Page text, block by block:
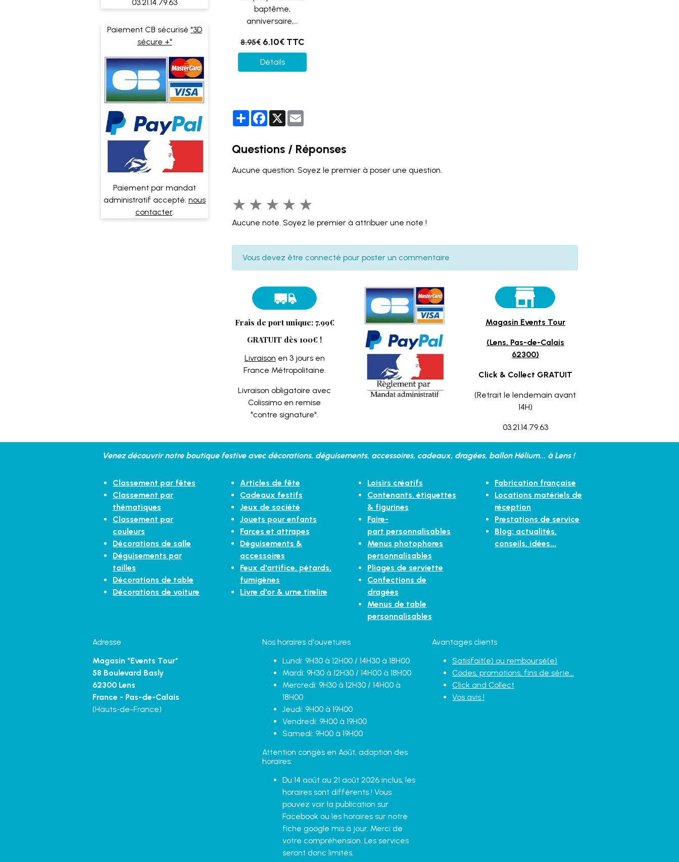
baptême,
anniversaire,...
8.95€ 6.10€ TTC
Détails
PartagerFacebook
X
Questions / Réponses
Aucune question. Soyez le premier à poser une question.
★ ★ ★ ★ ★
Aucune note. Soyez le premier à attribuer une note !
Vous devez être connecté pour poster un commentaire
Frais de port unique: 7.99€
GRATUIT dès 100€ !
Livraison en 3 jours en
France Métropolitaine.
Livraison obligatoire avec
Colissimo en remise
"contre signature".
Magasin Events Tour
(Lens, Pas-de-Calais
62300)
Click & Collect GRATUIT
(Retrait le lendemain avant
14H)
03.21.14.79.63
03.21.14.79.63
Paiement CB sécurisé "3D
sécure +"
Paiement par mandat
administratif accepté: nous
contacter.
Venez découvrir notre boutique festive avec décorations, déguisements, accessoires, cadeaux, dragées, ballon Hélium... à Lens !
Classement par fêtes
Classement par
thématiques
Classement par
couleurs
Décorations de salle
Déguisements par
tailles
Décorations de table
Décorations de voiture
Articles de fête
Cadeaux festifs
Jeux de société
Jouets pour enfants
Farces et attrapes
Déguisements &
accessoires
Feux d'artifice, pétards,
fumigènes
Livre d'or & urne tirelire
Loisirs créatifs
Contenants, étiquettes
& figurines
Faire-
part personnalisables
Menus photophores
personnalisables
Pliages de serviette
Confections de
dragées
Menus de table
personnalisables
Fabrication française
Locations matériels de
réception
Prestations de service
Blog: actualités,
conseils, idées...
Adresse
Magasin "Events Tour"
58 Boulevard Basly
62300 Lens
France - Pas-de-Calais
(Hauts-de-France)
Nos horaires d'ouvetures
Lundi: 9H30 à 12H00 / 14H30 à 18H00
Mardi: 9H30 à 12H30 / 14H00 à 18H00
Mercredi: 9H30 à 12H30 / 14H00 à
18H00
Jeudi: 9H00 à 19H00
Vendredi: 9H00 à 19H00
Samedi: 9H00 à 19H00
Attention congès en Août, adaption des
horaires:
Du 14 août au 21 août 2026 inclus, les
horaires sont différents ! Vous
pouvez voir la publication sur
Facebook ou les horaires sur notre
fiche google mis à jour. Merci de
votre compréhension. Les services
seront donc limités.
Avantages clients
Satisfait(e) ou remboursé(e)
Codes, promotions, fins de série...
Click and Collect
Vos avis !